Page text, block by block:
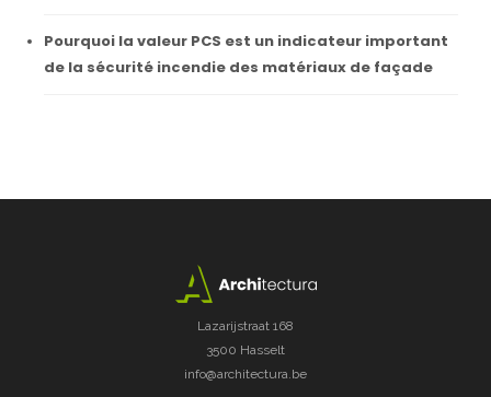
Pourquoi la valeur PCS est un indicateur important
de la sécurité incendie des matériaux de façade
Lazarijstraat 168
3500 Hasselt
info@architectura.be